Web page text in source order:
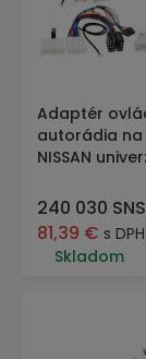
Adaptér
autorádia
NISSAN
240 030
81,39 € s DPH
Skladom